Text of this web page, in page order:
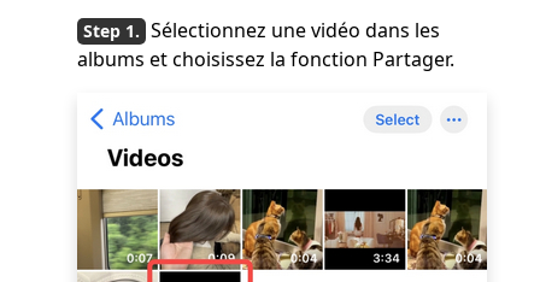
Sélectionnez une vidéo dans les
albums et choisissez la fonction Partager.